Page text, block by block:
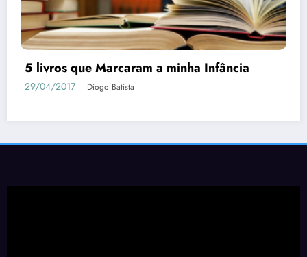
5 livros que Marcaram a minha Infância
29/04/2017 Diogo Batista